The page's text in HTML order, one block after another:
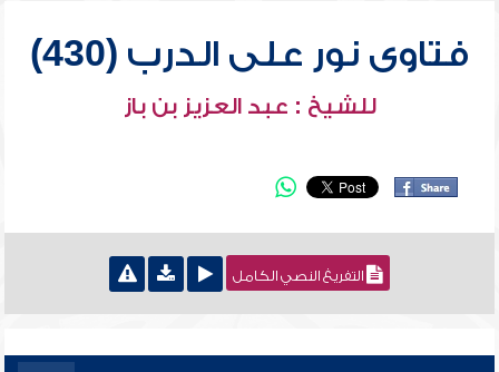
فتاوى نور على الدرب (430)
للشيخ : عبد العزيز بن باز
التفريغ النصي الكامل